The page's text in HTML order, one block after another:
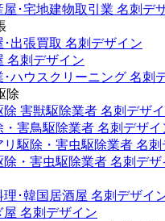
屋･宅地建物取引業 名刺デ
･出張買取 名刺デザイン
名刺デザイン
･ハウスクリーニング 名刺
除
除 害獣駆除業者 名刺デザ
・害鳥駆除業者 名刺デザイ
リ駆除・害虫駆除業者 名刺
除・害虫駆除業者 名刺デザ
理･韓国居酒屋 名刺デザイ
屋 名刺デザイン